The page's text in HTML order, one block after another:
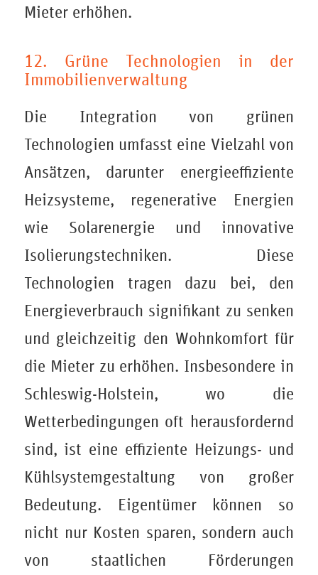
Mieter erhöhen.
12. Grüne Technologien in der
Immobilienverwaltung
Die Integration von grünen
Technologien umfasst eine Vielzahl von
Ansätzen, darunter energieeffiziente
Heizsysteme, regenerative Energien
wie Solarenergie und innovative
Isolierungstechniken. Diese
Technologien tragen dazu bei, den
Energieverbrauch signifikant zu senken
und gleichzeitig den Wohnkomfort für
die Mieter zu erhöhen. Insbesondere in
Schleswig-Holstein, wo die
Wetterbedingungen oft herausfordernd
sind, ist eine effiziente Heizungs- und
Kühlsystemgestaltung von großer
Bedeutung. Eigentümer können so
nicht nur Kosten sparen, sondern auch
von staatlichen Förderungen